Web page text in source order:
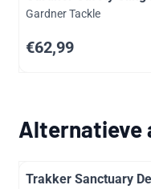
Merk:
Gardner Tackle
Prijs: 62,99
€62,99
Alternatieve
Trakker Sanctuary